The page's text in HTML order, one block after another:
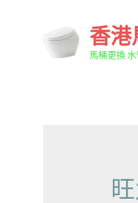
香港
馬桶更換